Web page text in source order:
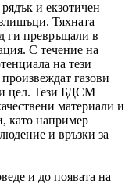
и екзотичен
Тяхната
ги превръщали в
С течение на
на тези
газови
цел. Тези БДСМ
материали и
като например
и връзки за
и до появата на